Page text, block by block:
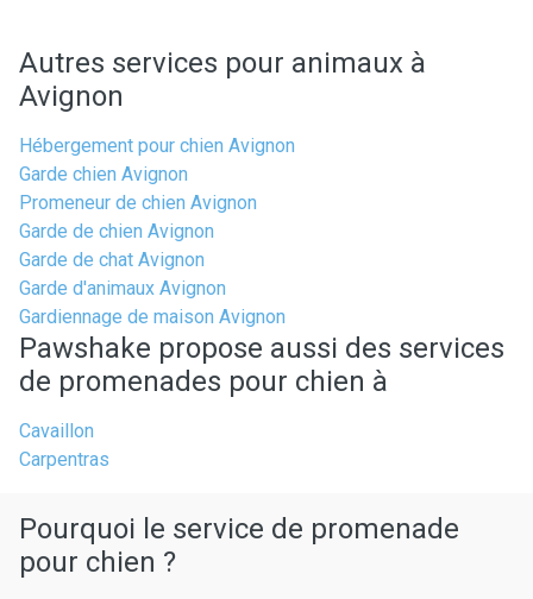
Autres services pour animaux à
Avignon
Hébergement pour chien Avignon
Garde chien Avignon
Promeneur de chien Avignon
Garde de chien Avignon
Garde de chat Avignon
Garde d'animaux Avignon
Gardiennage de maison Avignon
Pawshake propose aussi des services
de promenades pour chien à
Cavaillon
Carpentras
Pourquoi le service de promenade
pour chien ?